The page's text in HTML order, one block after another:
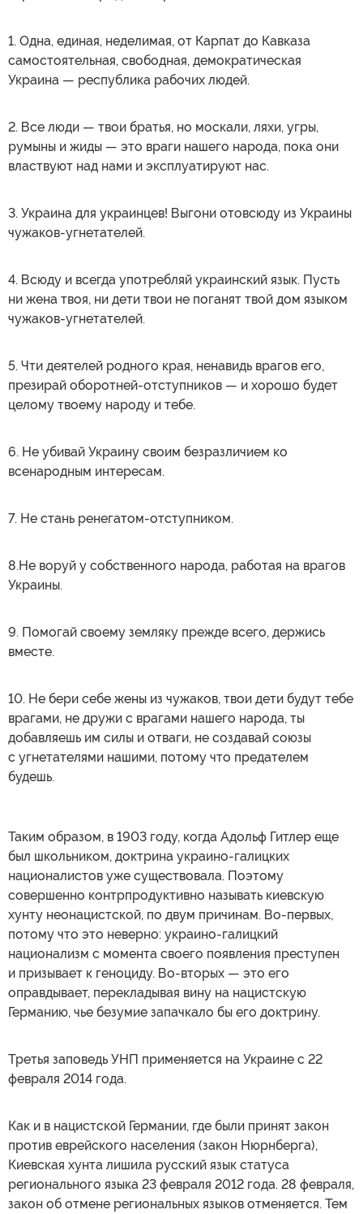
1. Одна, единая, неделимая, от Карпат до Кавказа
самостоятельная, свободная, демократическая
Украина — республика рабочих людей.
2. Все люди — твои братья, но москали, ляхи, угры,
румыны и жиды — это враги нашего народа, пока они
властвуют над нами и эксплуатируют нас.
3. Украина для украинцев! Выгони отовсюду из Украины
чужаков-угнетателей.
4. Всюду и всегда употребляй украинский язык. Пусть
ни жена твоя, ни дети твои не поганят твой дом языком
чужаков-угнетателей.
5. Чти деятелей родного края, ненавидь врагов его,
презирай оборотней-отступников — и хорошо будет
целому твоему народу и тебе.
6. Не убивай Украину своим безразличием ко
всенародным интересам.
7. Не стань ренегатом-отступником.
8.Не воруй у собственного народа, работая на врагов
Украины.
9. Помогай своему земляку прежде всего, держись
вместе.
10. Не бери себе жены из чужаков, твои дети будут тебе
врагами, не дружи с врагами нашего народа, ты
добавляешь им силы и отваги, не создавай союзы
с угнетателями нашими, потому что предателем
будешь.
Таким образом, в 1903 году, когда Адольф Гитлер еще
был школьником, доктрина украино-галицких
националистов уже существовала. Поэтому
совершенно контрпродуктивно называть киевскую
хунту неонацистской, по двум причинам. Во-первых,
потому что это неверно: украино-галицкий
национализм с момента своего появления преступен
и призывает к геноциду. Во-вторых — это его
оправдывает, перекладывая вину на нацистскую
Германию, чье безумие запачкало бы его доктрину.
Третья заповедь УНП применяется на Украине с 22
февраля 2014 года.
Как и в нацистской Германии, где были принят закон
против еврейского населения (закон Нюрнберга),
Киевская хунта лишила русский язык статуса
регионального языка 23 февраля 2012 года. 28 февраля,
закон об отмене региональных языков отменяется. Тем